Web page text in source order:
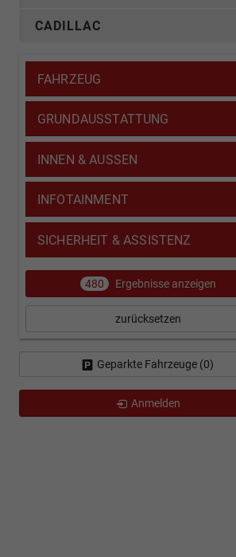
CADILLAC
FAHRZEUG
GRUNDAUSSTATTUNG
INNEN & AUSSEN
INFOTAINMENT
SICHERHEIT & ASSISTENZ
480 Ergebnisse anzeigen
zurücksetzen
Geparkte Fahrzeuge (0)
Anmelden